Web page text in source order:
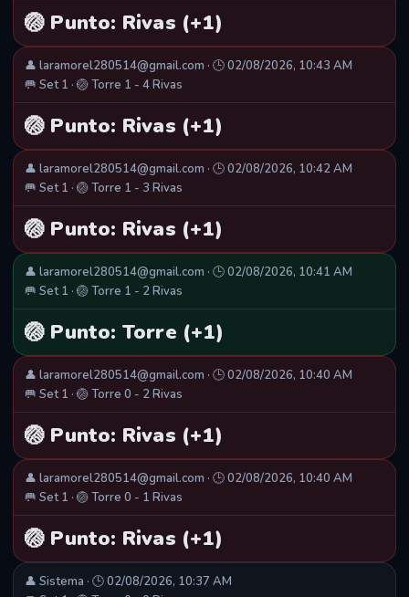
🏐 Punto: Rivas (+1)
👤 laramorel280514@gmail.com · 🕒 02/08/2026, 10:43 AM
🥅 Set 1 · 🏐 Torre 1 - 4 Rivas
🏐 Punto: Rivas (+1)
👤 laramorel280514@gmail.com · 🕒 02/08/2026, 10:42 AM
🥅 Set 1 · 🏐 Torre 1 - 3 Rivas
🏐 Punto: Rivas (+1)
👤 laramorel280514@gmail.com · 🕒 02/08/2026, 10:41 AM
🥅 Set 1 · 🏐 Torre 1 - 2 Rivas
🏐 Punto: Torre (+1)
👤 laramorel280514@gmail.com · 🕒 02/08/2026, 10:40 AM
🥅 Set 1 · 🏐 Torre 0 - 2 Rivas
🏐 Punto: Rivas (+1)
👤 laramorel280514@gmail.com · 🕒 02/08/2026, 10:40 AM
🥅 Set 1 · 🏐 Torre 0 - 1 Rivas
🏐 Punto: Rivas (+1)
👤 Sistema · 🕒 02/08/2026, 10:37 AM